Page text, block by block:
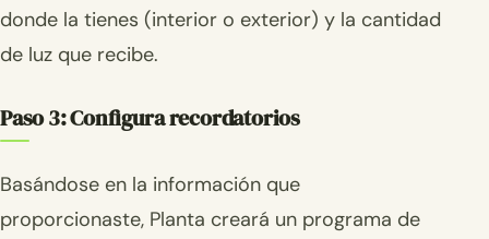
donde la tienes (interior o exterior) y la cantidad
de luz que recibe.
Paso 3: Configura recordatorios
Basándose en la información que
proporcionaste, Planta creará un programa de